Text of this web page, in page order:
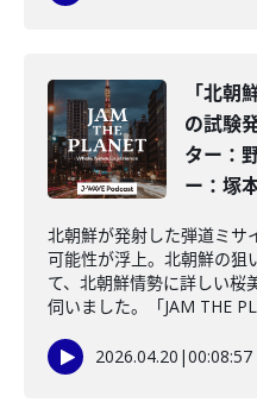
「北朝
の試験
ター：
ー：塚
北朝鮮が発射した弾道ミサ
可能性が浮上。北朝鮮の狙
て、北朝鮮情勢に詳しい桜
伺いました。「JAM THE
2026.04.20 |00:08:57